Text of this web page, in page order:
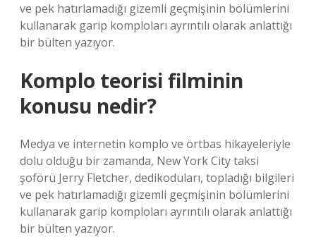
ve pek hatırlamadığı gizemli geçmişinin bölümlerini
kullanarak garip komploları ayrıntılı olarak anlattığı
bir bülten yazıyor.
Komplo teorisi filminin
konusu nedir?
Medya ve internetin komplo ve örtbas hikayeleriyle
dolu olduğu bir zamanda, New York City taksi
şoförü Jerry Fletcher, dedikoduları, topladığı bilgileri
ve pek hatırlamadığı gizemli geçmişinin bölümlerini
kullanarak garip komploları ayrıntılı olarak anlattığı
bir bülten yazıyor.